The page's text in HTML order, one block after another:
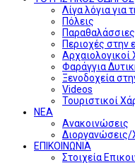
Λίγα λόγια για
Πόλεις
Περιοχές στην
Φαράγγια
Ξενοδοχεία
Videos
Τουριστικοί
ΝΕΑ
Ανακοινώσεις
Διοργανώσεις/
ΕΠΙΚΟΙΝΩΝΙΑ
Στοιχεία